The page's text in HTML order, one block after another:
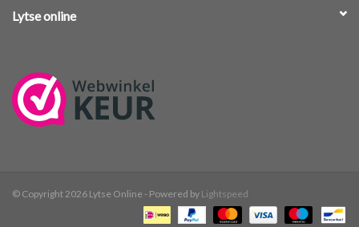
Lytse online
© Copyright 2026 Lytse Online - Powered by Lightspeed